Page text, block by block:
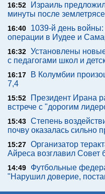
16:52
Израиль
минуты после
16:40
1039-й день
операции в Иудее и
16:32 Установлены
с педагогами школ и
16:17
В Колумбии
7,4
15:52
Президент Ирана
встрече с "дорогим
15:43 Степень
почву оказалась сильно
15:27 Организатор
Айреса возглавил Совет
14:49
Футбольные
"Нарушил доверие,